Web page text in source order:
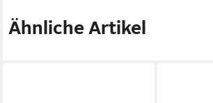
Ähnliche Artikel